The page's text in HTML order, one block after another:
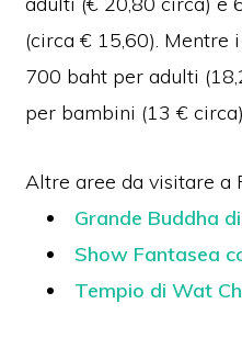
(circa € 15,60). Mentre
700 baht per adulti
per bambini (13 €
Altre aree da visitare a
Grande Buddha
Show Fantasea
Tempio di Wat